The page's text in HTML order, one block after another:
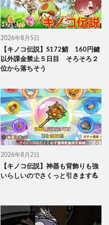
2026年8月5日
【キノコ伝説】S172鯖 160円鍵
以外課金禁止５日目 そろそろ２
位から落ちそう
2026年8月2日
【キノコ伝説】神器も背飾りも強
いらしいのでさくっと引きます💪